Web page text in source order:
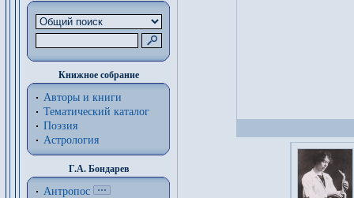
Книжное собрание
Авторы и книги
Тематический каталог
Поэзия
Астрология
Г.А. Бондарев
Антропос